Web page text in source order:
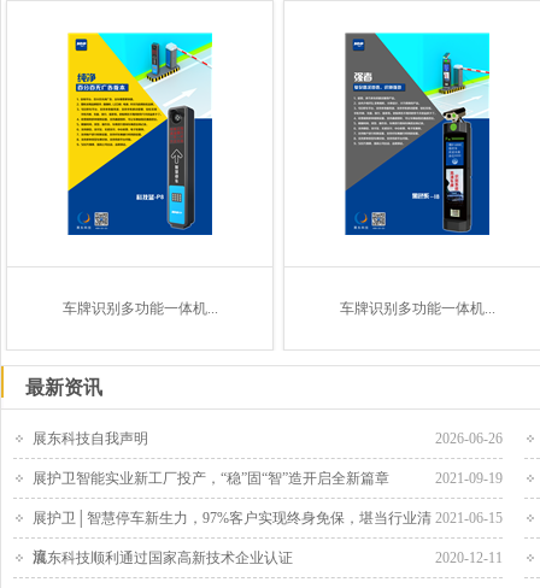
车牌识别多功能一体机... 车牌识别多功能一体机...
最新资讯
2026-06-26
展东科技自我声明
2021-09-19
展护卫智能实业新工厂投产，“稳”固“智”造开启全新篇章
2021-06-15
展护卫│智慧停车新生力，97%客户实现终身免保，堪当行业清
流 2020-12-11
展东科技顺利通过国家高新技术企业认证